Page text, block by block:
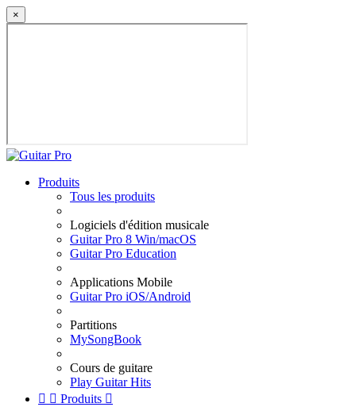
×
Produits
Tous les produits
Logiciels d'édition musicale
Guitar Pro 8 Win/macOS
Guitar Pro Education
Applications Mobile
Guitar Pro iOS/Android
Partitions
MySongBook
Cours de guitare
Play Guitar Hits
  Produits 